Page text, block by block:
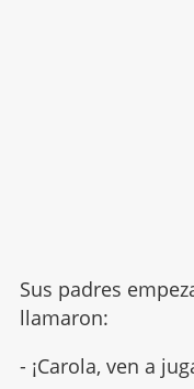
Sus padres
llamaron:
- ¡Carola, ven a